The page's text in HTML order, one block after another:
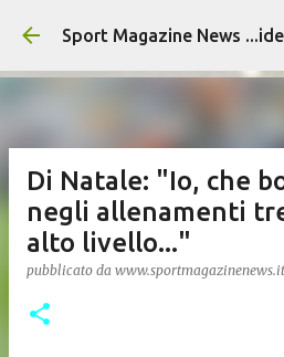
Passa ai
Di Natale: "Io, che
negli allenamenti
alto livello..."
pubblicato da www.sportmagazinenews.it